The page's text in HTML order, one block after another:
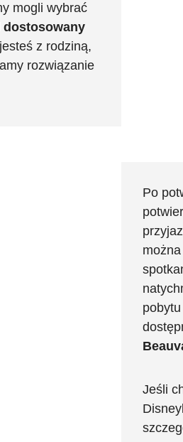
mogli wybrać
dostosowany
z rodziną,
rozwiązanie
Po
Jeśli